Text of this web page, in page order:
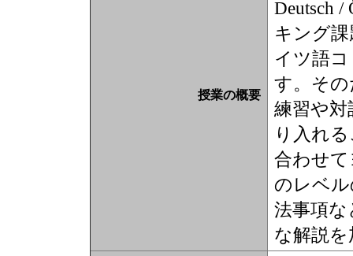
授業の概要
Deutsch
キング
イツ語
す。そ
練習や対
り入れ
合わせ
のレベ
法事項
な解説